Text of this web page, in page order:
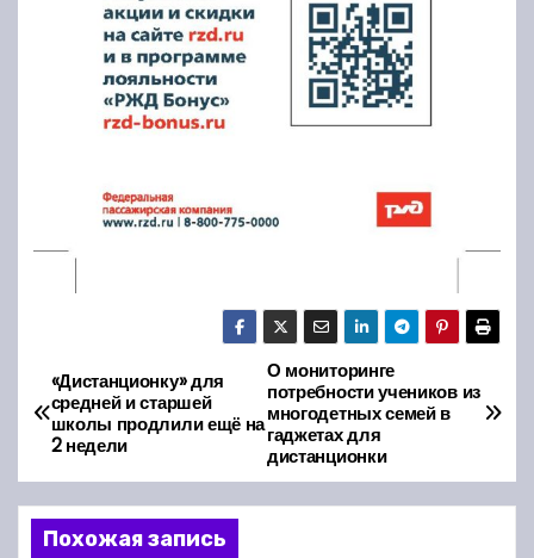
Н
а
в
и
О мониторинге
потребности учеников из
многодетных семей в
гаджетах для
дистанционки
«Дистанционку» для
средней и старшей
школы продлили ещё на
2 недели
Похожая запись